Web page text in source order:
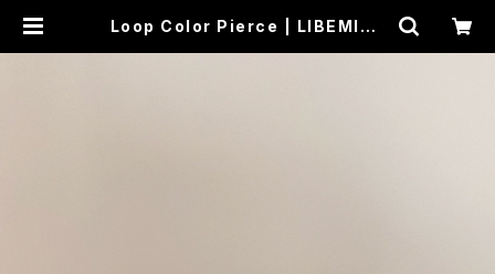
Loop Color Pierce | LIBEMIST